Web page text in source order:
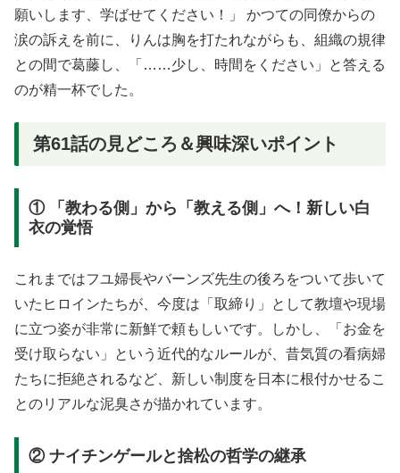
願いします、学ばせてください！」
かつての同僚からの
涙の訴えを前に、りんは胸を打たれながらも、組織の規律
との間で葛藤し、「……少し、時間をください」と答える
のが精一杯でした。
第61話の見どころ＆興味深いポイント
① 「教わる側」から「教える側」へ！新しい白
衣の覚悟
これまではフユ婦長やバーンズ先生の後ろをついて歩いて
いたヒロインたちが、今度は「取締り」として教壇や現場
に立つ姿が非常に新鮮で頼もしいです。しかし、「お金を
受け取らない」という近代的なルールが、昔気質の看病婦
たちに拒絶されるなど、新しい制度を日本に根付かせるこ
とのリアルな泥臭さが描かれています。
② ナイチンゲールと捨松の哲学の継承